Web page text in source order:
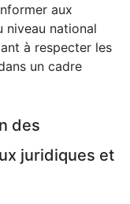
aux
niveau national
à respecter les
un cadre
des
juridiques et